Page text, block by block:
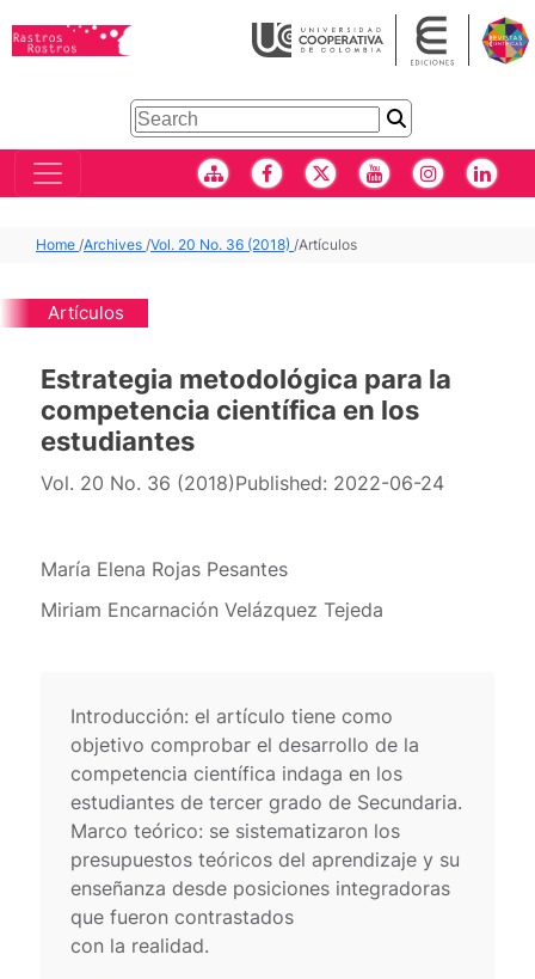
Home /Archives /Vol. 20 No. 36 (2018) /Artículos
Artículos
Estrategia metodológica para la
competencia científica en los
estudiantes
Vol. 20 No. 36 (2018)Published: 2022-06-24
María Elena Rojas Pesantes
Miriam Encarnación Velázquez Tejeda
Introducción: el artículo tiene como
objetivo comprobar el desarrollo de la
competencia científica indaga en los
estudiantes de tercer grado de Secundaria.
Marco teórico: se sistematizaron los
presupuestos teóricos del aprendizaje y su
enseñanza desde posiciones integradoras
que fueron contrastados
con la realidad.